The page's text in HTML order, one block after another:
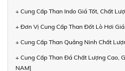
+ Cung Cấp Than Indo Giá Tốt, Chất
+ Đơn Vị Cung Cấp Than Đốt Lò Hơi
+ Cung Cấp Than Quảng Ninh Chất
+ Cung Cấp Than Đá Chất Lượng Cao,
NAM]